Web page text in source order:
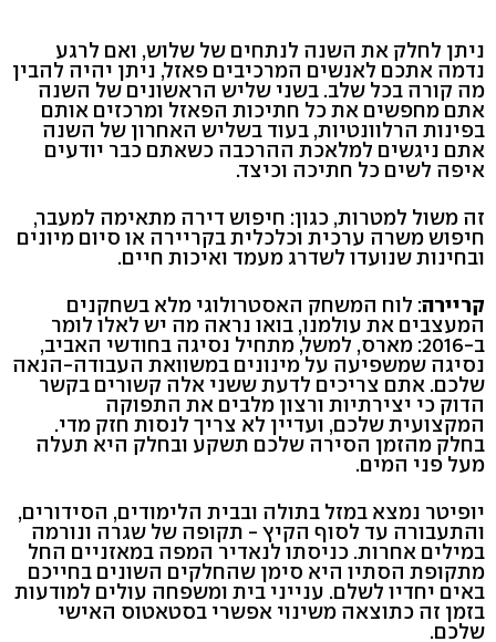
ניתן לחלק את השנה לנתחים של שלוש, ואם לרגע
נדמה אתכם לאנשים המרכיבים פאזל, ניתן יהיה להבין
מה קורה בכל שלב. בשני שליש הראשונים של השנה
אתם מחפשים את כל חתיכות הפאזל ומרכזים אותם
בפינות הרלוונטיות, בעוד בשליש האחרון של השנה
אתם ניגשים למלאכת ההרכבה כשאתם כבר יודעים
איפה לשים כל חתיכה וכיצד.
זה משול למטרות, כגון: חיפוש דירה מתאימה למעבר,
חיפוש משרה ערכית וכלכלית בקריירה או סיום מיונים
ובחינות שנועדו לשדרג מעמד ואיכות חיים.
קריירה: לוח המשחק האסטרולוגי מלא בשחקנים
המעצבים את עולמנו, בואו נראה מה יש לאלו לומר
ב-2016: מארס, למשל, מתחיל נסיגה בחודשי האביב,
נסיגה שמשפיעה על מינונים במשוואת העבודה-הנאה
שלכם. אתם צריכים לדעת ששני אלה קשורים בקשר
הדוק כי יצירתיות ורצון מלבים את התפוקה
המקצועית שלכם, ועדיין לא צריך לנסות חזק מדי.
בחלק מהזמן הסירה שלכם תשקע ובחלק היא תעלה
מעל פני המים.
יופיטר נמצא במזל בתולה ובבית הלימודים, הסידורים,
והתעבורה עד לסוף הקיץ - תקופה של שגרה ונורמה
במילים אחרות. כניסתו לנאדיר המפה במאזניים החל
מתקופת הסתיו היא סימן שהחלקים השונים בחייכם
באים יחדיו לשלם. ענייני בית ומשפחה עולים למודעות
בזמן זה כתוצאה משינוי אפשרי בסטאטוס האישי
שלכם.